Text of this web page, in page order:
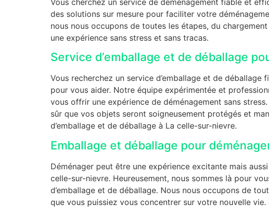
Vous cherchez un service de déménagement fiable et
des solutions sur mesure pour faciliter votre
nous nous occupons de toutes les étapes, du
une expérience sans stress et sans tracas.
Service d’emballage et de déballage
Vous recherchez un service d’emballage et de
pour vous aider. Notre équipe expérimentée et
vous offrir une expérience de déménagement sans
sûr que vos objets seront soigneusement protégés et
d’emballage et de déballage à La celle-sur-nievre.
Emballage et déballage pour
Déménager peut être une expérience excitante mais
celle-sur-nievre. Heureusement, nous sommes là pour
d’emballage et de déballage. Nous nous occupons de
que vous puissiez vous concentrer sur votre nouvelle